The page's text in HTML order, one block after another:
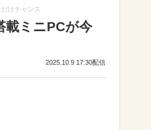
けチャンス
載ミニPCが今
2025.10.9 17:30配信